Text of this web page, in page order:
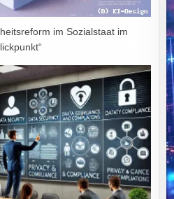
im Sozialstaat im